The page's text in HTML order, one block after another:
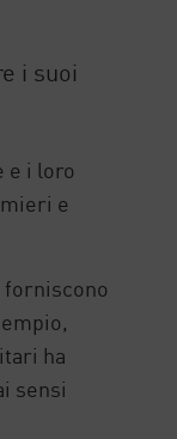
i suoi
e i loro
e
forniscono
ha
sensi